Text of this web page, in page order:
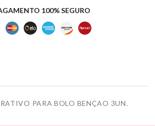
100% SEGURO
PARA BOLO BENÇAO 3UN.